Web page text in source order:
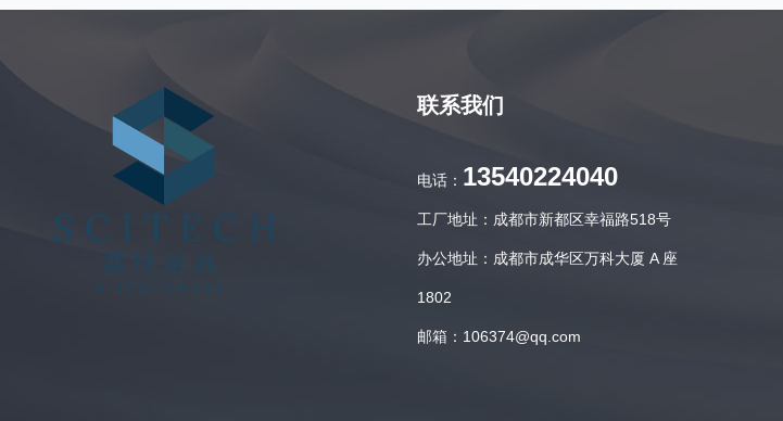
联系我们
电话： 13540224040
工厂地址：成都市新都区幸福路518号
办公地址：成都市成华区万科大厦 A 座
1802
邮箱：106374@qq.com